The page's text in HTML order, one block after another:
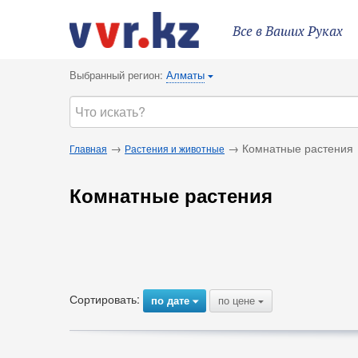
Все в Ваших Руках
Выбранный регион: Алматы {
Главная → Растения и животные → Комнатные растения
Комнатные растения
Сортировать: по дате{ по цене {